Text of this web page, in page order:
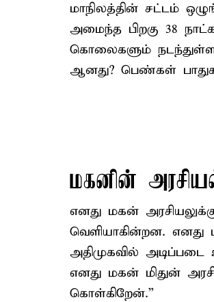
மாநிலத்தின் சட்டம்
அமைந்த பிறகு 38
கொலைகளும்
ஆனது? பெண்கள்
மகனின்
எனது மகன்
வெளியாகின்றன. எனது
அதிமுகவில்
எனது மகன் மிதுன்
கொள்கிறேன்.”